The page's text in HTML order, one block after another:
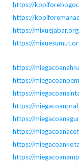
https://
https://
https://
https://
https://
https://
https://
https://
https://
https://
https://
https://